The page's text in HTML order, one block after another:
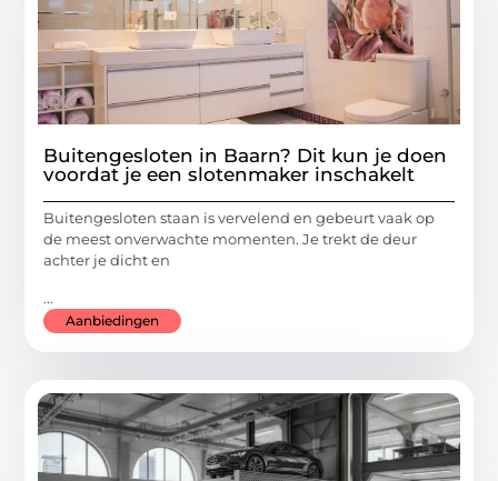
Buitengesloten in Baarn? Dit kun je doen
voordat je een slotenmaker inschakelt
Buitengesloten staan is vervelend en gebeurt vaak op
de meest onverwachte momenten. Je trekt de deur
achter je dicht en
...
Aanbiedingen